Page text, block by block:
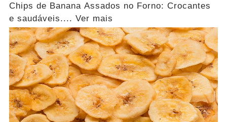
Chips de Banana Assados no Forno: Crocantes
e saudáveis.... Ver mais